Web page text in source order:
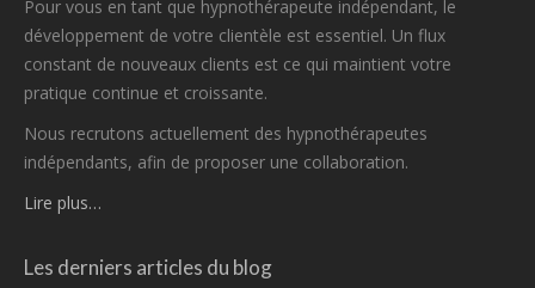
Pour vous en tant que hypnothérapeute indépendant, le
développement de votre clientèle est essentiel. Un flux
constant de nouveaux clients est ce qui maintient votre
pratique continue et croissante.
Nous recrutons actuellement des hypnothérapeutes
indépendants, afin de proposer une collaboration.
Lire plus…
Les derniers articles du blog